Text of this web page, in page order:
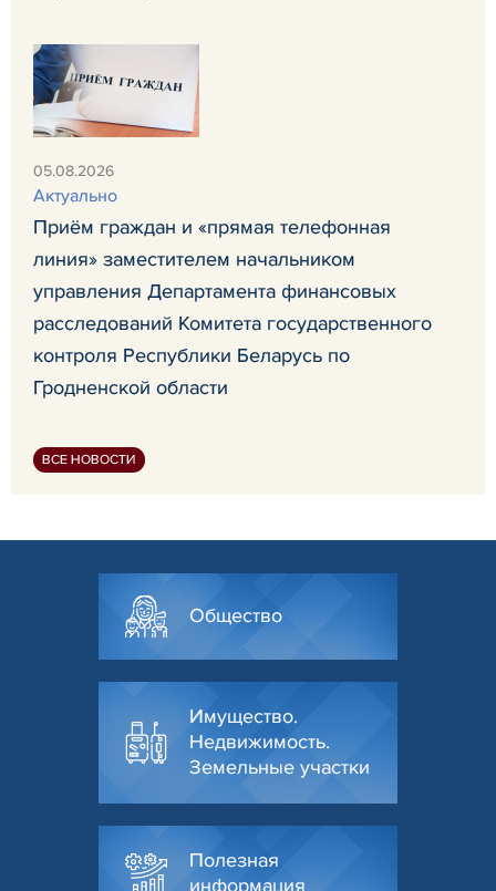
05.08.2026
Актуально
Приём граждан и «прямая телефонная
линия» заместителем начальником
управления Департамента финансовых
расследований Комитета государственного
контроля Республики Беларусь по
Гродненской области
ВСЕ НОВОСТИ
Общество
Имущество.
Недвижимость.
Земельные участки
Полезная
информация